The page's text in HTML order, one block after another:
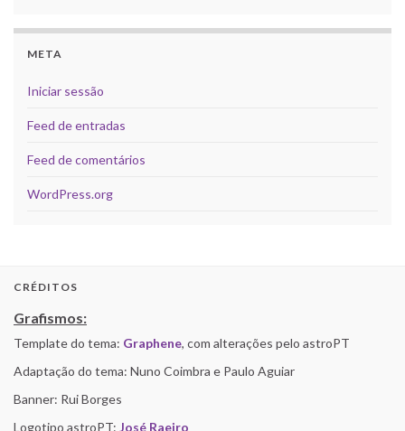
META
Iniciar sessão
Feed de entradas
Feed de comentários
WordPress.org
CRÉDITOS
Grafismos:
Template do tema: Graphene, com alterações pelo astroPT
Adaptação do tema: Nuno Coimbra e Paulo Aguiar
Banner: Rui Borges
Logotipo astroPT: José Raeiro